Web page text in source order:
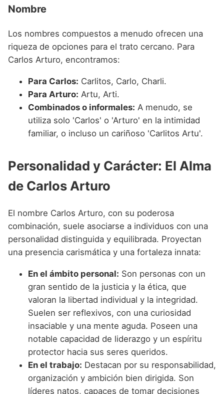
Nombre
Los nombres compuestos a menudo ofrecen una
riqueza de opciones para el trato cercano. Para
Carlos Arturo, encontramos:
Para Carlos: Carlitos, Carlo, Charli.
Para Arturo: Artu, Arti.
Combinados o informales: A menudo, se
utiliza solo 'Carlos' o 'Arturo' en la intimidad
familiar, o incluso un cariñoso 'Carlitos Artu'.
Personalidad y Carácter: El Alma
de Carlos Arturo
El nombre Carlos Arturo, con su poderosa
combinación, suele asociarse a individuos con una
personalidad distinguida y equilibrada. Proyectan
una presencia carismática y una fortaleza innata:
En el ámbito personal: Son personas con un
gran sentido de la justicia y la ética, que
valoran la libertad individual y la integridad.
Suelen ser reflexivos, con una curiosidad
insaciable y una mente aguda. Poseen una
notable capacidad de liderazgo y un espíritu
protector hacia sus seres queridos.
En el trabajo: Destacan por su responsabilidad,
organización y ambición bien dirigida. Son
líderes natos, capaces de tomar decisiones